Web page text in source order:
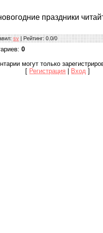
праздники
: sv | Рейтинг: 0.0/0
: 0
могут только
[ Регистрация Вход ]